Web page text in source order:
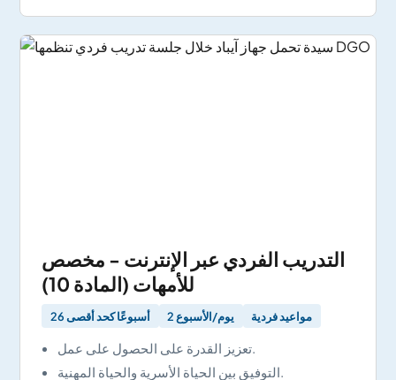
التدريب الفردي عبر الإنترنت - مخصص
للأمهات (المادة 10)
26 أسبوعًا كحد أقصى 2 يوم/الأسبوع مواعيد فردية
تعزيز القدرة على الحصول على عمل.
التوفيق بين الحياة الأسرية والحياة المهنية.